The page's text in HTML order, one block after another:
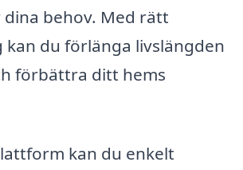
behov. Med rätt
du förlänga livslängden
förbättra ditt hems
kan du enkelt